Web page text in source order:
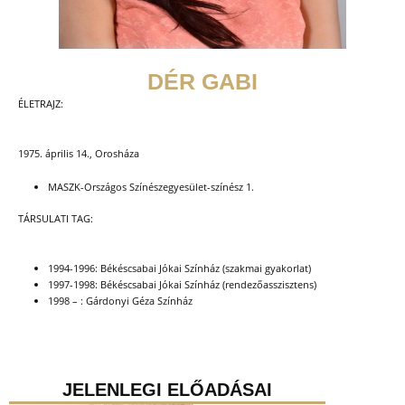
DÉR GABI
ÉLETRAJZ:
1975. április 14., Orosháza
MASZK-Országos Színészegyesület-színész 1.
TÁRSULATI TAG:
1994-1996: Békéscsabai Jókai Színház (szakmai gyakorlat)
1997-1998: Békéscsabai Jókai Színház (rendezőasszisztens)
1998 – : Gárdonyi Géza Színház
JELENLEGI ELŐADÁSAI